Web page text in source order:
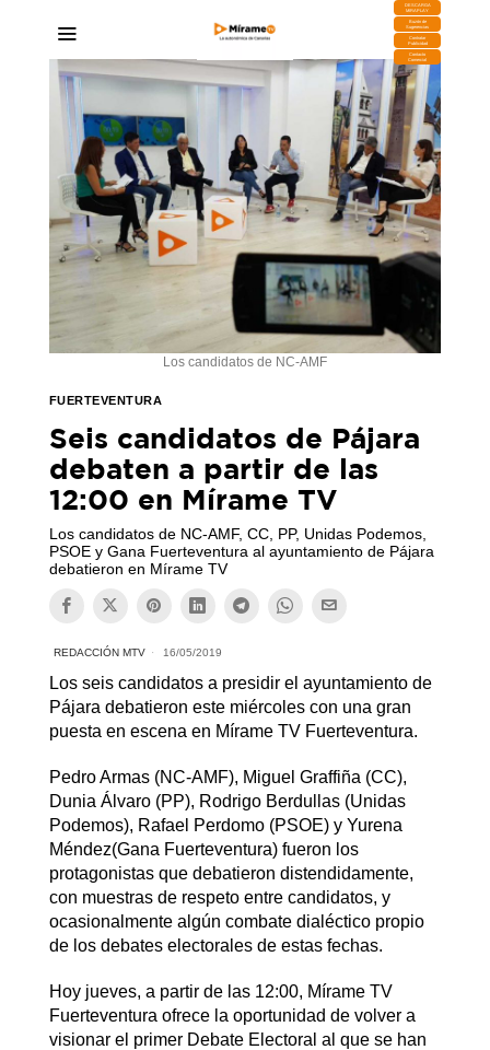
DESCARGA
MIRAPLAY
Buzón de
Sugerencias
Contratar
Publicidad
Contacto
Comercial
Los candidatos de NC-AMF
FUERTEVENTURA
Seis candidatos de Pájara
debaten a partir de las
12:00 en Mírame TV
Los candidatos de NC-AMF, CC, PP, Unidas Podemos,
PSOE y Gana Fuerteventura al ayuntamiento de Pájara
debatieron en Mírame TV
REDACCIÓN MTV 16/05/2019
Los seis candidatos a presidir el ayuntamiento de
Pájara debatieron este miércoles con una gran
puesta en escena en Mírame TV Fuerteventura.
Pedro Armas (NC-AMF), Miguel Graffiña (CC),
Dunia Álvaro (PP), Rodrigo Berdullas (Unidas
Podemos), Rafael Perdomo (PSOE) y Yurena
Méndez(Gana Fuerteventura) fueron los
protagonistas que debatieron distendidamente,
con muestras de respeto entre candidatos, y
ocasionalmente algún combate dialéctico propio
de los debates electorales de estas fechas.
Hoy jueves, a partir de las 12:00, Mírame TV
Fuerteventura ofrece la oportunidad de volver a
visionar el primer Debate Electoral al que se han